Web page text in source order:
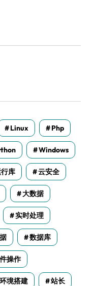
Linux Php
Windows
库 云安全
大数据
实时处理
数据库
操作
环境搭建 站长